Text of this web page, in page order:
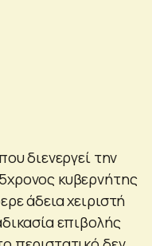
διενεργεί την
κυβερνήτης
άδεια χειριστή
επιβολής